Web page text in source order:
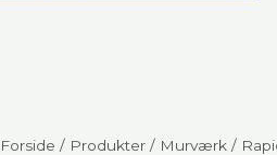
Forside / Produkter / Murværk /